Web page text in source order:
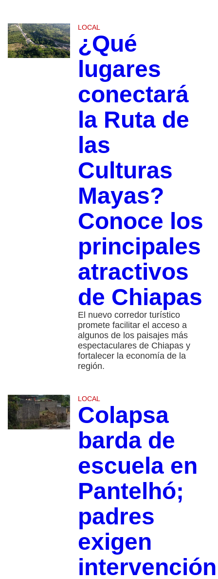
LOCAL
¿Qué
lugares
conectará
la Ruta de
las
Culturas
Mayas?
Conoce los
principales
atractivos
de Chiapas
El nuevo corredor turístico
promete facilitar el acceso a
algunos de los paisajes más
espectaculares de Chiapas y
fortalecer la economía de la
región.
LOCAL
Colapsa
barda de
escuela en
Pantelhó;
padres
exigen
intervención